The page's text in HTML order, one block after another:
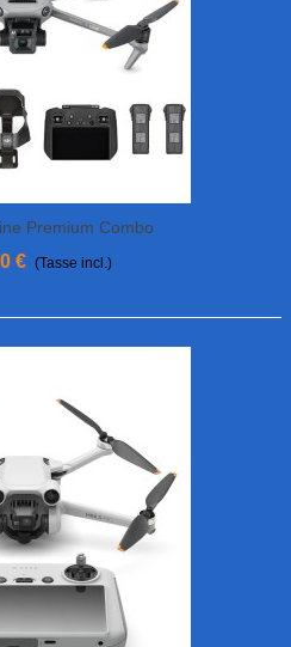
Premium Combo
€ (Tasse incl.)